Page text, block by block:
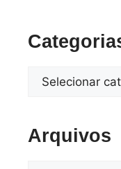
Arquivos